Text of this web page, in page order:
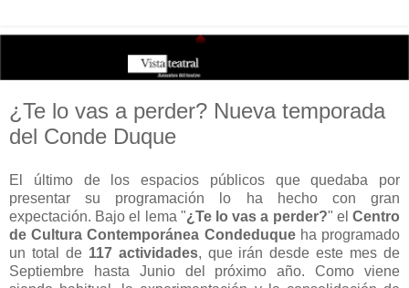
¿Te lo vas a perder? Nueva temporada
del Conde Duque
El último de los espacios públicos que quedaba por
presentar su programación lo ha hecho con gran
expectación. Bajo el lema "¿Te lo vas a perder?" elCentro
de Cultura Contemporánea Condeduqueha programado
un total de 117 actividades, que irán desde este mes de
Septiembre hasta Junio del próximo año. Como viene